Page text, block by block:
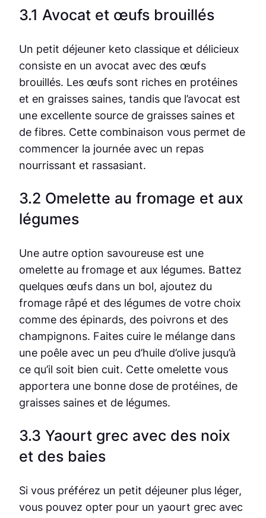
3.1 Avocat et œufs brouillés
Un petit déjeuner keto classique et délicieux
consiste en un avocat avec des œufs
brouillés. Les œufs sont riches en protéines
et en graisses saines, tandis que l’avocat est
une excellente source de graisses saines et
de fibres. Cette combinaison vous permet de
commencer la journée avec un repas
nourrissant et rassasiant.
3.2 Omelette au fromage et aux
légumes
Une autre option savoureuse est une
omelette au fromage et aux légumes. Battez
quelques œufs dans un bol, ajoutez du
fromage râpé et des légumes de votre choix
comme des épinards, des poivrons et des
champignons. Faites cuire le mélange dans
une poêle avec un peu d’huile d’olive jusqu’à
ce qu’il soit bien cuit. Cette omelette vous
apportera une bonne dose de protéines, de
graisses saines et de légumes.
3.3 Yaourt grec avec des noix
et des baies
Si vous préférez un petit déjeuner plus léger,
vous pouvez opter pour un yaourt grec avec